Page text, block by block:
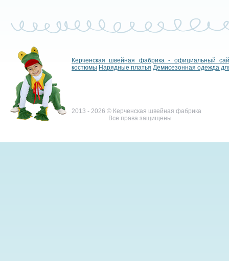
Керченская швейная фабрика - официальный
костюмы Нарядные платья Демисезонная одежда
2013 - 2026 © Керченская швейная фабрика
Все права защищены